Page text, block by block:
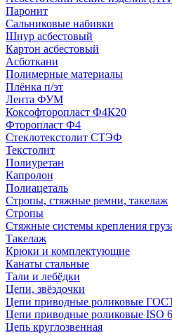
Паронит
Сальниковые набивки
Шнур асбестовый
Картон асбестовый
Асботкани
Полимерные материалы
Плёнка п/эт
Лента ФУМ
Коксофторопласт Ф4К20
Фторопласт Ф4
Стеклотекстолит СТЭФ
Текстолит
Полиуретан
Капролон
Полиацеталь
Стропы, стяжные ремни, такелаж
Стропы
Стяжные системы крепления
Такелаж
Крюки и комплектующие
Канаты стальные
Тали и лебёдки
Цепи, звёздочки
Цепи приводные роликовые
Цепи приводные роликовые ISO
Цепь круглозвенная